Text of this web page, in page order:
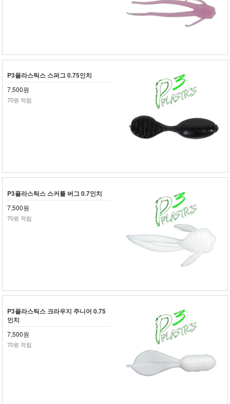
P3플라스틱스 스퍼그 0.75인치
7,500원
70원 적립
P3플라스틱스 스커틀 버그 0.7인치
7,500원
70원 적립
P3플라스틱스 크라우지 주니어 0.75
인치
7,500원
70원 적립